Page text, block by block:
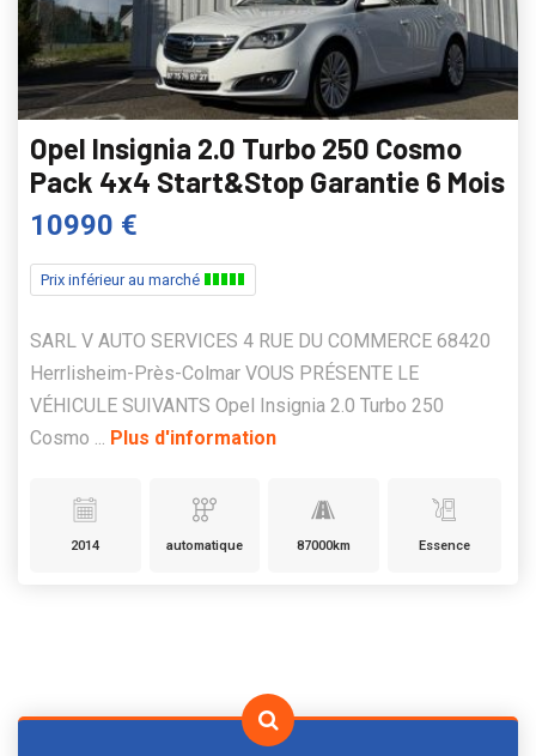
Opel Insignia 2.0 Turbo 250 Cosmo
Pack 4x4 Start&Stop Garantie 6 Mois
10990 €
Prix inférieur au marché
SARL V AUTO SERVICES 4 RUE DU COMMERCE 68420
Herrlisheim-Près-Colmar VOUS PRÉSENTE LE
VÉHICULE SUIVANTS Opel Insignia 2.0 Turbo 250
Cosmo ... Plus d'information
2014 automatique 87000km Essence